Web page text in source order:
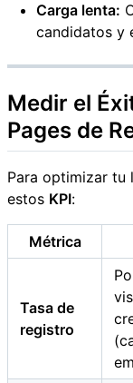
Carga lenta:
candidatos y
Medir el
Pages de
Para optimizar tu
estos KPI:
Métrica
Tasa de
registro